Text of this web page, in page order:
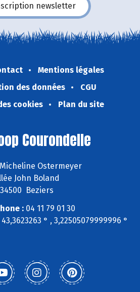
newsletter
Mentions légales
des données
CGU
cookies
Plan du site
Courondelle
Micheline Ostermeyer
John Boland
34500 Beziers
:04 11 79 01 30
43,3623263 ° , 3,22505079999996 °